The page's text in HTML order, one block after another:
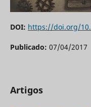
DOI: https://doi.org/
Publicado: 07/04/2017
Artigos